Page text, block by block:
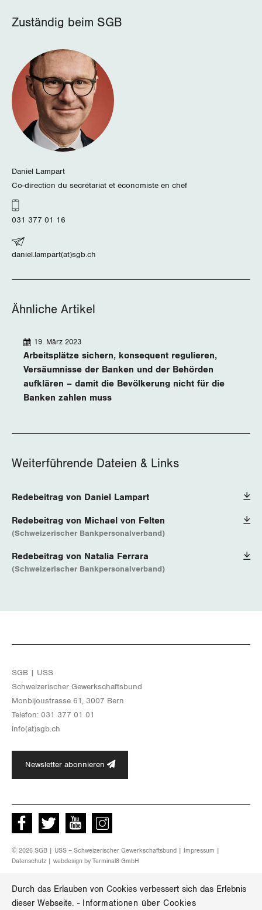
Durch das Erlauben von Cookies verbessert sich das Erlebnis
dieser Webseite. - Informationen über Cookies
Zuständig beim SGB
Daniel Lampart
Co-direction du secrétariat et économiste en chef
031 377 01 16
daniel.lampart(at)sgb.ch
Ähnliche Artikel
Arbeitsplätze sichern, konsequent regulieren,
Versäumnisse der Banken und der Behörden
aufklären – damit die Bevölkerung nicht für die
Banken zahlen muss
19. März 2023
Weiterführende Dateien & Links
Redebeitrag von Daniel Lampart
Redebeitrag von Michael von Felten
(Schweizerischer Bankpersonalverband)
Redebeitrag von Natalia Ferrara
(Schweizerischer Bankpersonalverband)
SGB | USS
Schwei­ze­ri­scher Ge­werk­schafts­bund
Mon­bi­joustras­se 61, 3007 Bern
Te­le­fon: 031 377 01 01
info(at)​sgb.​ch
Newsletter abonnieren
Facebook Twitter Youtube instagram
© 2026 SGB | USS – Schweizerischer Gewerkschaftsbund | Impressum
Datenschutz | webdesign by Terminal8 GmbH